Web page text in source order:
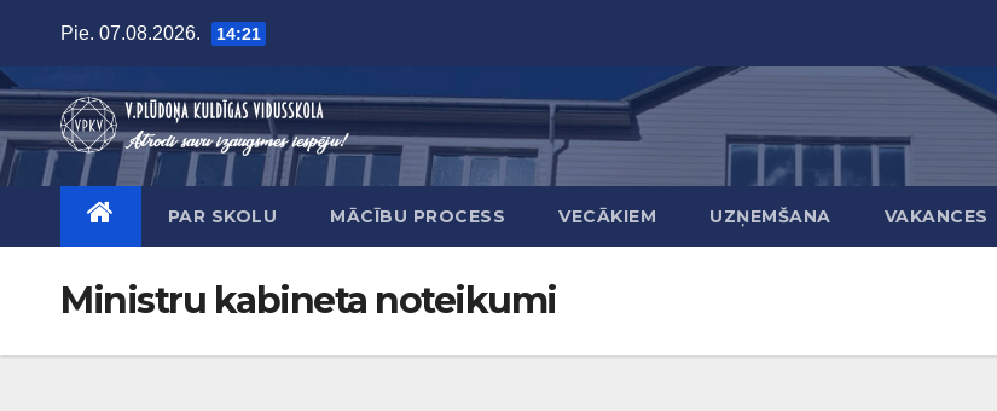
content
Pie. 07.08.2026. 14:21
PAR SKOLU MĀCĪBU PROCESS VECĀKIEM UZŅEMŠANA VAKANCES
Ministru kabineta noteikumi